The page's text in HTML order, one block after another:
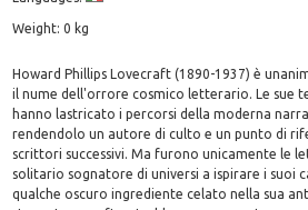
Weight: 0 kg
Howard Phillips Lovecraft (1890-1937) è
il nume dell'orrore cosmico letterario. Le sue
hanno lastricato i percorsi della moderna
rendendolo un autore di culto e un punto di
scrittori successivi. Ma furono unicamente le
solitario sognatore di universi a ispirare i suoi
qualche oscuro ingrediente celato nella sua